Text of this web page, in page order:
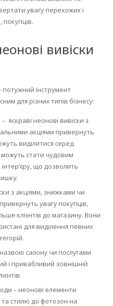
увагу перехожих і
покупців.
вивіски
потужний інструмент
для різних типів бізнесу:
яскраві неонові вивіски з
акціями привернуть
виділитися серед
стати чудовим
що дозволить
з акціями, знижками чи
увагу покупців,
клієнтів до магазину. Вони
для виділення певних
салону чи послугами
і привабливий зовнішній
– неонові елементи
та стилю до фотозон на